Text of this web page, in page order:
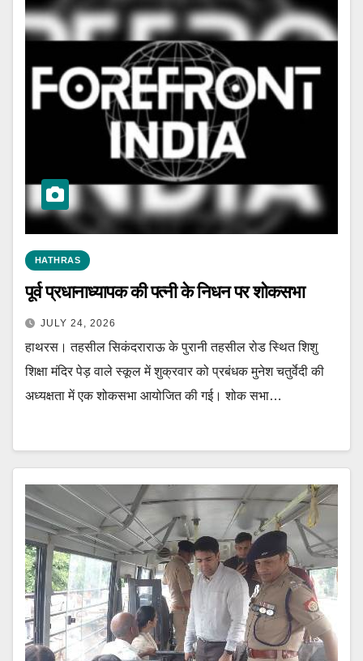
HATHRAS
पूर्व प्रधानाध्यापक की पत्नी के निधन पर शोकसभा
JULY 24, 2026
हाथरस। तहसील सिकंदराराऊ के पुरानी तहसील रोड स्थित शिशु
शिक्षा मंदिर पेड़ वाले स्कूल में शुक्रवार को प्रबंधक मुनेश चतुर्वेदी की
अध्यक्षता में एक शोकसभा आयोजित की गई। शोक सभा…